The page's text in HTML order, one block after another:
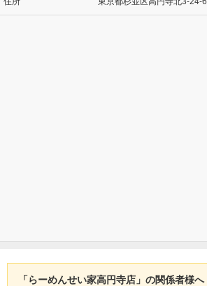
「らーめんせい家高円寺店」の関係者様へ